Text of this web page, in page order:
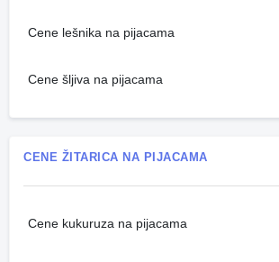
Cene lešnika na pijacama
Cene šljiva na pijacama
CENE ŽITARICA NA PIJACAMA
Cene kukuruza na pijacama